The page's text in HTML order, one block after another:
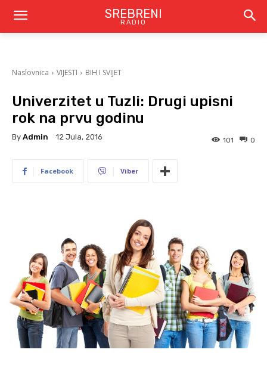
SREBRENI
RADIO
Naslovnica VIJESTI BIH I SVIJET
Univerzitet u Tuzli: Drugi upisni
rok na prvu godinu
By Admin 12 Jula, 2016 0
101
Facebook Viber